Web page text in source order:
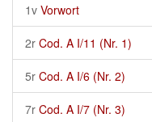
1v Vorwort
2r Cod. A I/11 (Nr. 1)
5r Cod. A I/6 (Nr. 2)
7r Cod. A I/7 (Nr. 3)